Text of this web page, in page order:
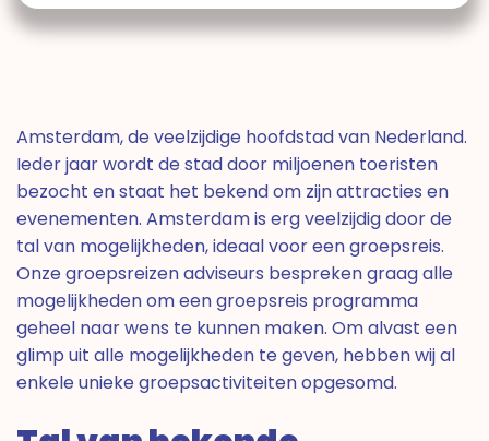
Amsterdam, de veelzijdige hoofdstad van Nederland.
Ieder jaar wordt de stad door miljoenen toeristen
bezocht en staat het bekend om zijn attracties en
evenementen. Amsterdam is erg veelzijdig door de
tal van mogelijkheden, ideaal voor een groepsreis.
Onze groepsreizen adviseurs bespreken graag alle
mogelijkheden om een groepsreis programma
geheel naar wens te kunnen maken. Om alvast een
glimp uit alle mogelijkheden te geven, hebben wij al
enkele unieke groepsactiviteiten opgesomd.